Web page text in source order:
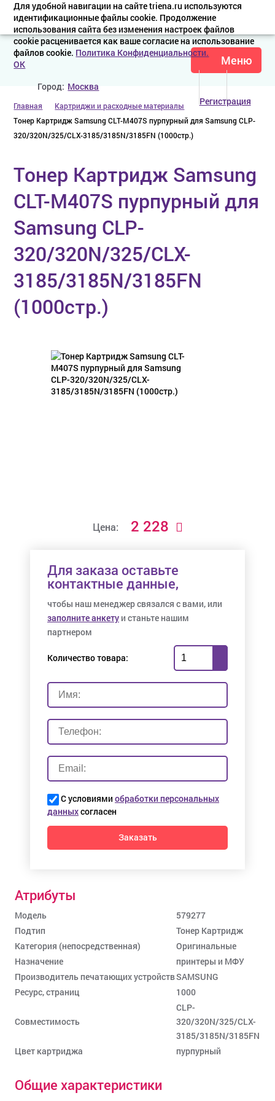
Для удобной навигации на сайте triena.ru используются
идентификационные файлы cookie. Продолжение
использования сайта без изменения настроек файлов
cookie расценивается как ваше согласие на использование
файлов cookie. Политика Конфиденциальности.
OK
Город: Москва
Регистрация
Меню
Главная
Картриджи и расходные материалы
Тонер Картридж Samsung CLT-M407S пурпурный для Samsung CLP-
320/320N/325/CLX-3185/3185N/3185FN (1000стр.)
Тонер Картридж Samsung
CLT-M407S пурпурный для
Samsung CLP-
320/320N/325/CLX-
3185/3185N/3185FN
(1000стр.)
Цена: 2 228
Для заказа оставьте
контактные данные,
чтобы наш менеджер связался с вами, или
заполните анкету и станьте нашим
партнером
Количество товара:
С условиями обработки персональных
данныхсогласен
Заказать
Атрибуты
Модель
579277
Подтип
Тонер Картридж
Категория (непосредственная)
Оригинальные
Назначение
принтеры и МФУ
Производитель печатающих устройствSAMSUNG
Ресурс, страниц
1000
Совместимость
CLP-
320/320N/325/CLX-
3185/3185N/3185FN
Цвет картриджа
пурпурный
Общие характеристики